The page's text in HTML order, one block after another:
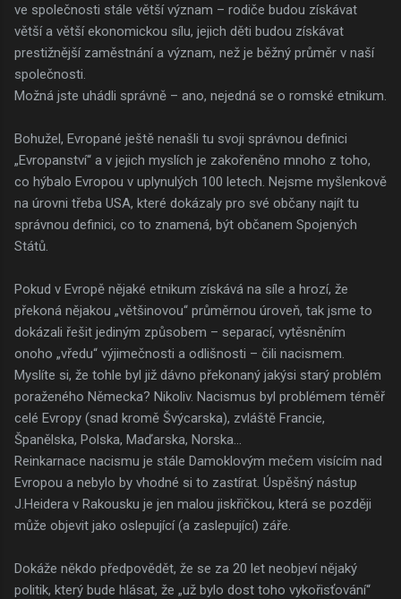
ve společnosti stále větší význam – rodiče budou získávat
větší a větší ekonomickou sílu, jejich děti budou získávat
prestižnější zaměstnání a význam, než je běžný průměr v naší
společnosti.
Možná jste uhádli správně – ano, nejedná se o romské etnikum.
Bohužel, Evropané ještě nenašli tu svoji správnou definici
„Evropanství“ a v jejich myslích je zakořeněno mnoho z toho,
co hýbalo Evropou v uplynulých 100 letech. Nejsme myšlenkově
na úrovni třeba USA, které dokázaly pro své občany najít tu
správnou definici, co to znamená, být občanem Spojených
Států.
Pokud v Evropě nějaké etnikum získává na síle a hrozí, že
překoná nějakou „většinovou“ průměrnou úroveň, tak jsme to
dokázali řešit jediným způsobem – separací, vytěsněním
onoho „vředu“ výjimečnosti a odlišnosti – čili nacismem.
Myslíte si, že tohle byl již dávno překonaný jakýsi starý problém
poraženého Německa? Nikoliv. Nacismus byl problémem téměř
celé Evropy (snad kromě Švýcarska), zvláště Francie,
Španělska, Polska, Maďarska, Norska...
Reinkarnace nacismu je stále Damoklovým mečem visícím nad
Evropou a nebylo by vhodné si to zastírat. Úspěšný nástup
J.Heidera v Rakousku je jen malou jiskřičkou, která se později
může objevit jako oslepující (a zaslepující) záře.
Dokáže někdo předpovědět, že se za 20 let neobjeví nějaký
politik, který bude hlásat, že „už bylo dost toho vykořisťování“